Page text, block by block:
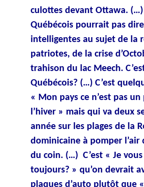
culottes devant Ottawa.
Québécois pourrait pas
intelligentes au sujet de la
patriotes, de la crise
trahison du lac Meech.
Québécois? (…) C’est
« Mon pays ce n’est pas un
l’hiver » mais qui va deux
année sur les plages de la
dominicaine à pomper l’air
du coin. (…) C’est « Je
toujours? » qu’on devrait
plaques d’auto plutôt que